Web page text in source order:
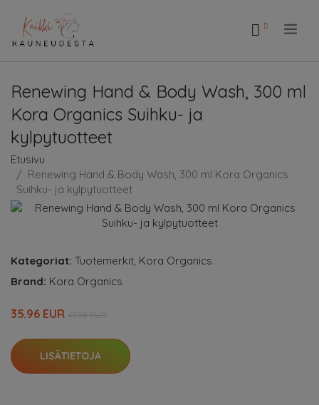
Renewing Hand & Body Wash, 300 ml
Kora Organics Suihku- ja
kylpytuotteet
Etusivu
Renewing Hand & Body Wash, 300 ml Kora Organics
Suihku- ja kylpytuotteet
Kategoriat: Tuotemerkit, Kora Organics
Brand: Kora Organics
35.96 EUR
LISÄTIETOJA